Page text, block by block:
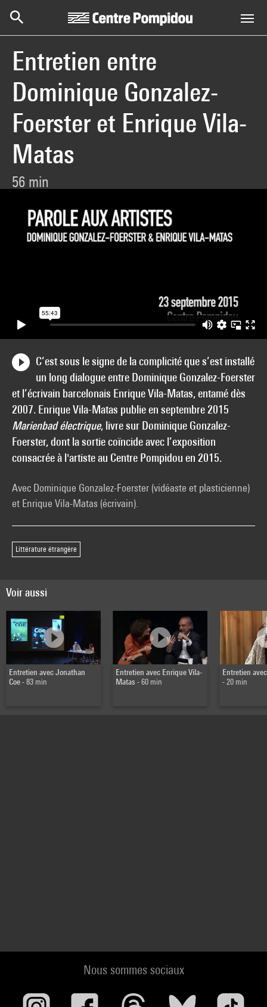
Entretien entre
Dominique Gonzalez-
Foerster et Enrique Vila-
Matas
56 min
C’est sous le signe de la complicité que s’est installé
un long dialogue entre Dominique Gonzalez-Foerster
et l’écrivain barcelonais Enrique Vila-Matas, entamé dès
2007. Enrique Vila-Matas publie en septembre 2015
Marienbad électrique, livre sur Dominique Gonzalez-
Foerster, dont la sortie coïncide avec l’exposition
consacrée à l'artiste au Centre Pompidou en 2015.
Avec Dominique Gonzalez-Foerster (vidéaste et plasticienne)
et Enrique Vila-Matas (écrivain).
Littérature étrangère
Voir aussi
Entretien avec Jonathan
Coe- 83 min
Entretien avec Enrique Vila-
Matas- 60 min
Entretien
- 20 min
Nous sommes sociaux